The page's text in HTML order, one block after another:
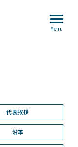
Menu
代表挨拶
沿革